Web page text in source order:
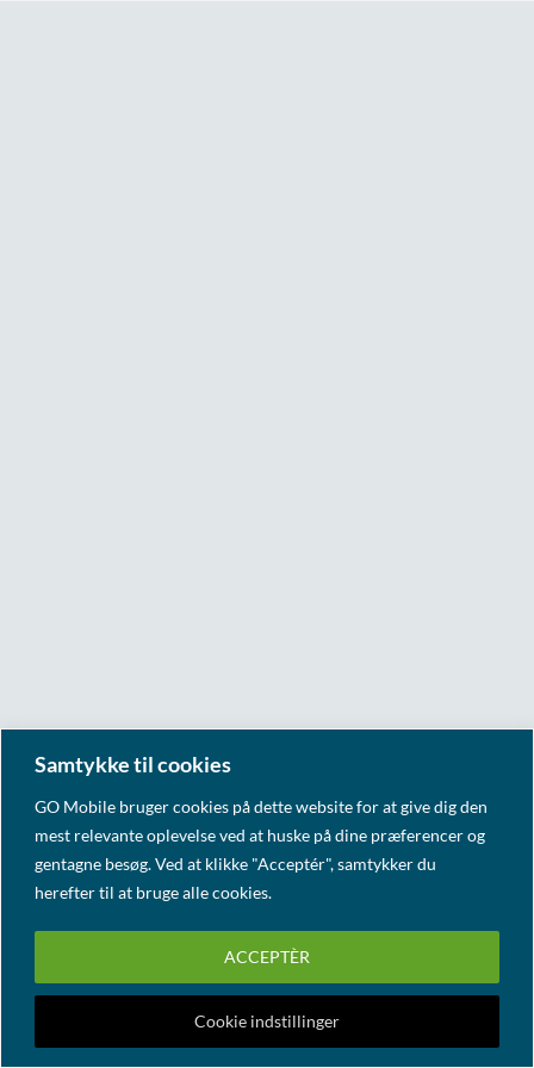
Samtykke til cookies
GO Mobile bruger cookies på dette website for at give dig den
mest relevante oplevelse ved at huske på dine præferencer og
gentagne besøg. Ved at klikke "Acceptér", samtykker du
herefter til at bruge alle cookies.
Cookie indstillinger
ACCEPTÈR